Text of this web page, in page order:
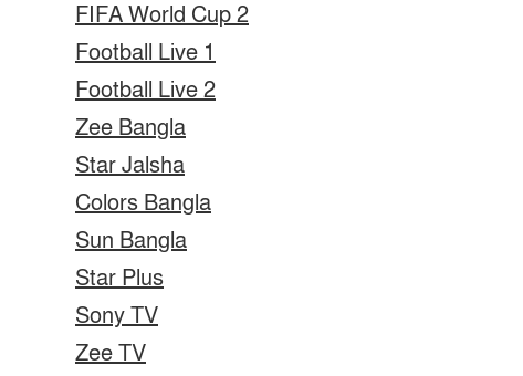
FIFA World Cup 2
Football Live 1
Football Live 2
Zee Bangla
Star Jalsha
Colors Bangla
Sun Bangla
Star Plus
Sony TV
Zee TV